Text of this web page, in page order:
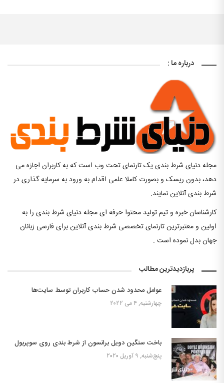
درباره ما :
مجله دنیای شرط بندی یک تارنمای تحت وب است که به کاربران اجازه می
دهد، بدون ریسک و بصورت کاملا علمی اقدام به ورود به سرمایه گذاری در
شرط بندی آنلاین نمایند.
کارشناسان خبره و تیم تولید محتوا حرفه ای مجله دنیای شرط بندی را به
اولین و معتبرترین تارنمای تخصصی شرط بندی آنلاین برای فارسی زبانان
جهان بدل نموده است .
پربازدیدترین مطالب
عوامل محدود شدن حساب کاربران توسط سایت‌ها
چهارشنبه, ۴ می ۲۰۲۲
باخت سنگین دویل برانسون از شرط بندی روی سوپربول
پنج‌شنبه, ۹ آوریل ۲۰۲۰